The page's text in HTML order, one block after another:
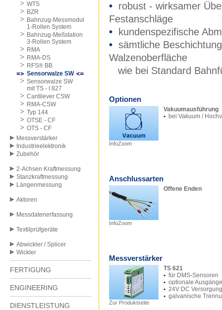
WTS
BZR
Bahnzug-Messmodul
1-Rollen System
Bahnzug-Meßstation
3-Rollen System
RMA
RMA-DS
RFS® BB
Sensorwalze SW
Sensorwalze SW
mit TS - I 827
Cantilever CSW
RMA-CSW
Typ 144
OTSE - CF
OTS - CF
Messverstärker
Industrieelektronik
Zubehör
2-Achsen Kraftmessung
Stanzkraftmessung
Längenmessung
Aktoren
Messdatenerfassung
Textilprüfgeräte
Abwickler / Splicer
Wickler
FERTIGUNG
ENGINEERING
DIENSTLEISTUNG
• robust - wirksamer
Festanschläge
•
kundenspezifische
• sämtliche
Walzenoberfläche
wie bei Standard
Optionen
InfoZoom
Vakuumausführung
• bei Vakuum /
Anschlussarten
InfoZoom
Offene Enden
Messverstärker
Zur Produktseite
TS 621
• für DMS-Sensoren
• optionale Ausgänge
• 24V DC Versorgung
• galvanische